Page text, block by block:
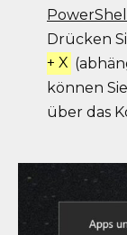
PowerShell
Drücken
+ X
können
über das